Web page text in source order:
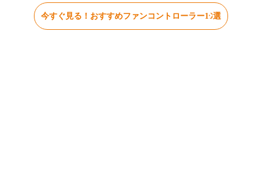
今すぐ見る！おすすめファンコントローラー10選